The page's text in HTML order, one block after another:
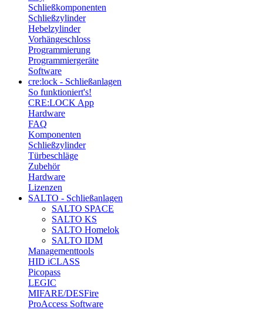
Schließkomponenten
Schließzylinder
Hebelzylinder
Vorhängeschloss
Programmierung
Programmiergeräte
Software
cre:lock - Schließanlagen
So funktioniert's!
CRE:LOCK App
Hardware
FAQ
Komponenten
Schließzylinder
Türbeschläge
Zubehör
Hardware
Lizenzen
SALTO - Schließanlagen
SALTO SPACE
SALTO KS
SALTO Homelok
SALTO IDM
Managementtools
HID iCLASS
Picopass
LEGIC
MIFARE/DESFire
ProAccess Software